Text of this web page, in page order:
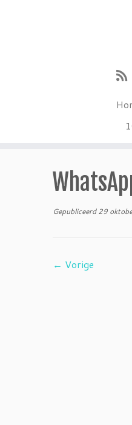
Gepubliceerd 29
← Vorige